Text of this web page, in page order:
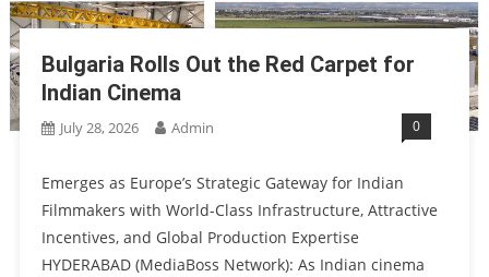
Bulgaria Rolls Out the Red Carpet for
Indian Cinema
July 28, 2026 Admin 0
Emerges as Europe’s Strategic Gateway for Indian
Filmmakers with World-Class Infrastructure, Attractive
Incentives, and Global Production Expertise
HYDERABAD (MediaBoss Network): As Indian cinema